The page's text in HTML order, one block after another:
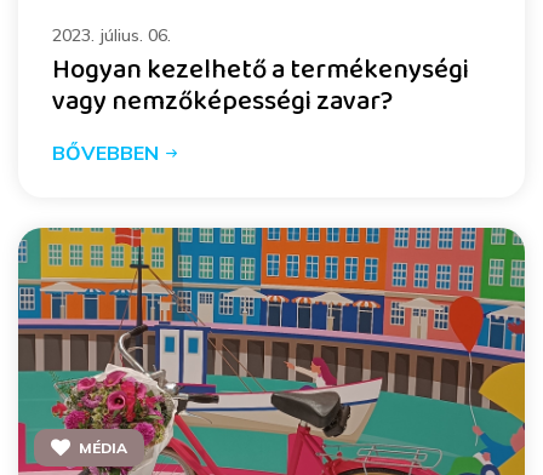
2023. július. 06.
Hogyan kezelhető a termékenységi
vagy nemzőképességi zavar?
BŐVEBBEN
MÉDIA